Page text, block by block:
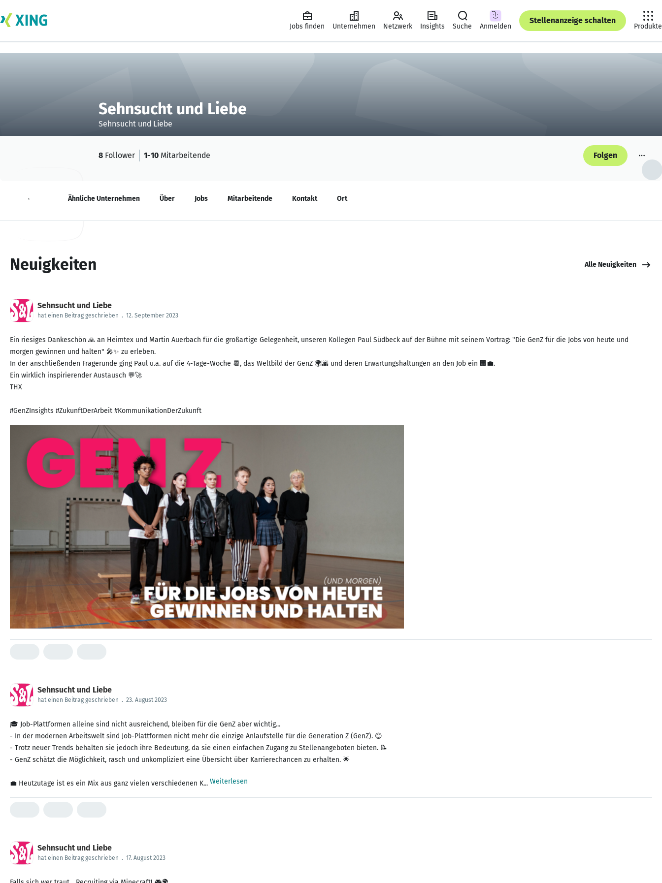
Jobs finden Unternehmen Netzwerk Insights Suche Anmelden
Stellenanzeige schalten
Produkte
Sehnsucht und Liebe
Sehnsucht und Liebe
8 Follower 1-10 Mitarbeitende Folgen
Neuigkeiten Ähnliche Unternehmen Über Jobs Mitarbeitende Kontakt Ort
Neuigkeiten Alle Neuigkeiten
Sehnsucht und Liebe
hat einen Beitrag geschrieben . 12. September 2023
Ein riesiges Dankeschön 🙏 an Heimtex und Martin Auerbach für die großartige Gelegenheit, unseren Kollegen Paul Südbeck auf der Bühne mit seinem Vortrag: "Die GenZ für die Jobs von heute und
morgen gewinnen und halten" 🎤✨ zu erleben.
In der anschließenden Fragerunde ging Paul u.a. auf die 4-Tage-Woche 📆, das Weltbild der GenZ 🌍🌆 und deren Erwartungshaltungen an den Job ein 🏢💼.
Ein wirklich inspirierender Austausch 💬🚀
THX
#GenZInsights #ZukunftDerArbeit #KommunikationDerZukunft
Sehnsucht und Liebe
hat einen Beitrag geschrieben . 23. August 2023
🎓 Job-Plattformen alleine sind nicht ausreichend, bleiben für die GenZ aber wichtig...
- In der modernen Arbeitswelt sind Job-Plattformen nicht mehr die einzige Anlaufstelle für die Generation Z (GenZ). 😊
- Trotz neuer Trends behalten sie jedoch ihre Bedeutung, da sie einen einfachen Zugang zu Stellenangeboten bieten. 📝
- GenZ schätzt die Möglichkeit, rasch und unkompliziert eine Übersicht über Karrierechancen zu erhalten. 🌟
💼 Heutzutage ist es ein Mix aus ganz vielen verschiedenen K... Weiterlesen
Sehnsucht und Liebe
hat einen Beitrag geschrieben . 17. August 2023